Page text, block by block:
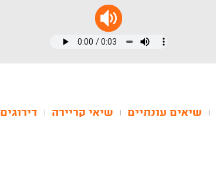
שיאים עונתיים שיאי קריירה דירוגים